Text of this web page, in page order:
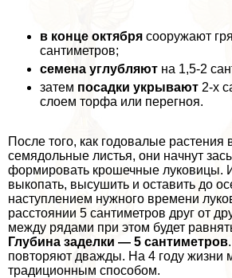
в конце октября сооружают
сантиметров;
семена углубляют на 1,5-2
затем посадки укрывают 2-х
слоем торфа или перегноя.
После того, как годовалые растения
семядольные листья, они начнут
формировать крошечные луковицы.
выкопать, высушить и оставить до
наступлением нужного времени
расстоянии 5 сантиметров друг от
между рядами при этом будет
Глубина заделки — 5 сантиметров
повторяют дважды. На 4 году жизни
традиционным способом.